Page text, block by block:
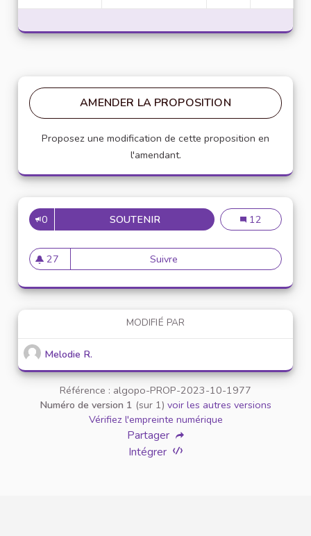
AMENDER LA PROPOSITION
Proposez une modification de cette proposition en
l'amendant.
0 SOUTENIRRUBRIQUE ÉTUDIANTE SUR
Rubrique
12
27
27 abonnés
Suivre Rubrique étudiante sur
MODIFIÉ PAR
Melodie R.
Référence : algopo-PROP-2023-10-1977
Numéro de version 1 (sur 1) voir les autres versions
Vérifiez l'empreinte numérique
Partager
Intégrer